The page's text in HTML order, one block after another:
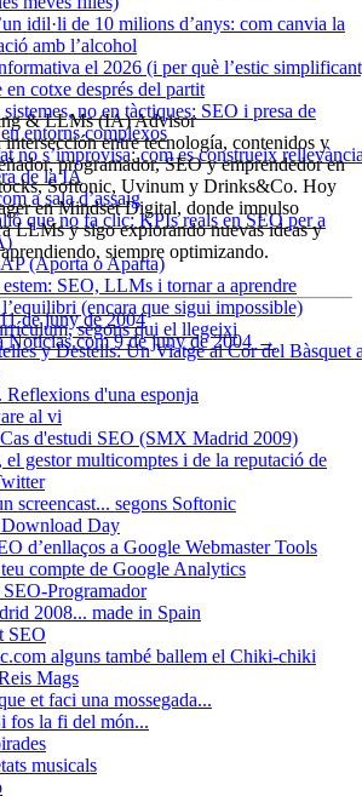
idil·li de 10 milions d’anys: com canvia la
amb l’alcohol
el 2026 (i per què l’estic
en cotxe després del partit
sistemes, no en tàctiques: SEO i presa de
entorns complexos
no s’improvisa: com es construeix
de la IA
a sala d’assaig
que no fa clic: KPIs reals en SEO per a
(Aporta o Aparta)
SEO, LLMs i tornar a aprendre
(encara que sigui impossible)
segons qui el llegeixi
y Destells: Un Viatge al Cor del Bàsquet
Reflexions d'una esponja
al vi
d'estudi SEO (SMX Madrid 2009)
el gestor multicomptes i de la reputació de
screencast... segons Softonic
Day
d’enllaços a Google Webmaster Tools
compte de Google Analytics
SEO-Programador
2008... made in Spain
SEO
alguns també ballem el Chiki-chiki
Mags
et faci una mossegada...
fos la fi del món...
musicals
& LLMs (IA) Advisor
entre tecnología, contenidos y
programador, SEO y emprendedor en
Softonic, Uvinum y Drinks&Co. Hoy
en Mindset Digital, donde impulso
LLMs y sigo explorando nuevas ideas y
siempre optimizando.
11 de juny de 2004
Noticias.com 9 de juny de 2004 →